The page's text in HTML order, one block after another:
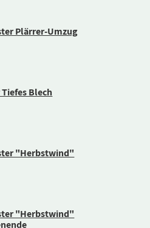
Plärrer-Umzug
Blech
"Herbstwind"
"Herbstwind"